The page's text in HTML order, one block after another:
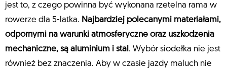
jest to, z czego powinna być wykonana rzetelna rama w
rowerze dla 5-latka. Najbardziej polecanymi materiałami,
odpornymi na warunki atmosferyczne oraz uszkodzenia
mechaniczne, są aluminium i stal . Wybór siodełka nie jest
również bez znaczenia. Aby w czasie jazdy maluch nie